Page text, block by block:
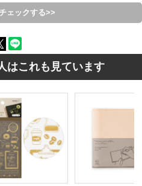
ェックする>>
はこれも見ています